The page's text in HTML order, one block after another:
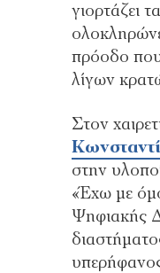
γιορτάζει
πρόοδο που
λίγων
Στον
στην
«Έχω με
Ψηφιακής